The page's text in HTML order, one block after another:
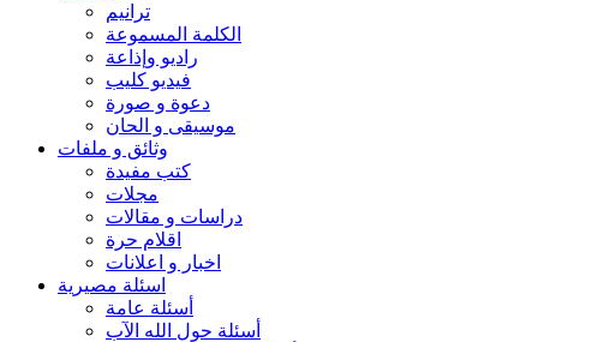
ترانيم
الكلمة المسموعة
راديو وإذاعة
فيديو كليب
دعوة و صورة
موسيقى و الحان
وثائق و ملفات
كتب مفيدة
مجلات
دراسات و مقالات
اقلام حرة
اخبار و اعلانات
اسئلة مصيرية
أسئلة عامة
أسئلة حول الله الآب